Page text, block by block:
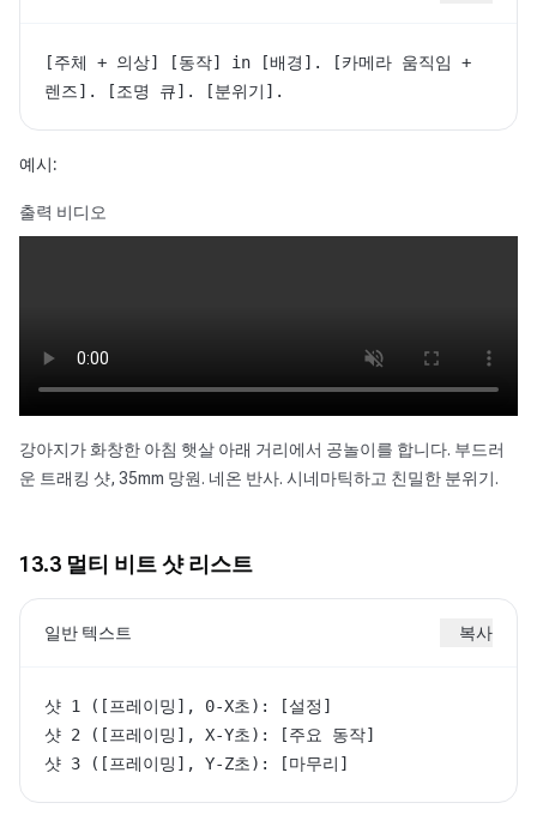
[주체 + 의상] [동작] in [배경]. [카메라 움직임 +
렌즈]. [조명 큐]. [분위기].
예시:
출력 비디오
강아지가 화창한 아침 햇살 아래 거리에서 공놀이를 합니다. 부드러
운 트래킹 샷, 35mm 망원. 네온 반사. 시네마틱하고 친밀한 분위기.
13.3 멀티 비트 샷 리스트
일반 텍스트 복사
샷 1 ([프레이밍], 0-X초): [설정]
샷 2 ([프레이밍], X-Y초): [주요 동작]
샷 3 ([프레이밍], Y-Z초): [마무리]